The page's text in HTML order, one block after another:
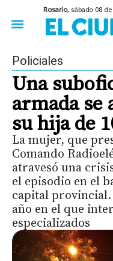
Rosario, sábado 08
Policiales
Una
armada
su hija de
La mujer, que
Comando
atravesó una
el episodio en el
capital
año en el que
especializados